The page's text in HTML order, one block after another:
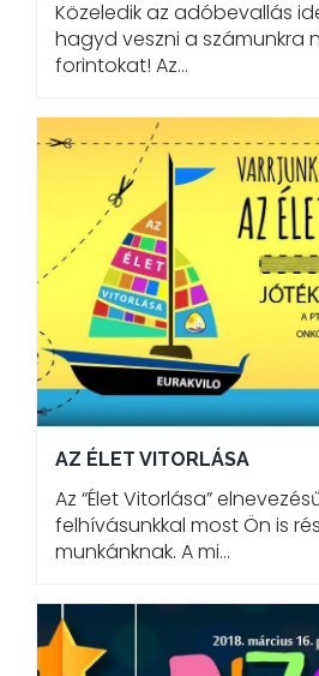
Közeledik az adóbevallás
hagyd veszni a számunkra
forintokat! Az…
AZ ÉLET VITORLÁSA
Az “Élet Vitorlása”
felhívásunkkal most Ön is
munkánknak. A mi…